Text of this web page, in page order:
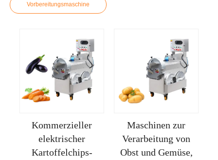
Vorbereitungsmaschine
Kommerzieller
elektrischer
Kartoffelchips-
Maschinen zur
Verarbeitung von
Obst und Gemüse,